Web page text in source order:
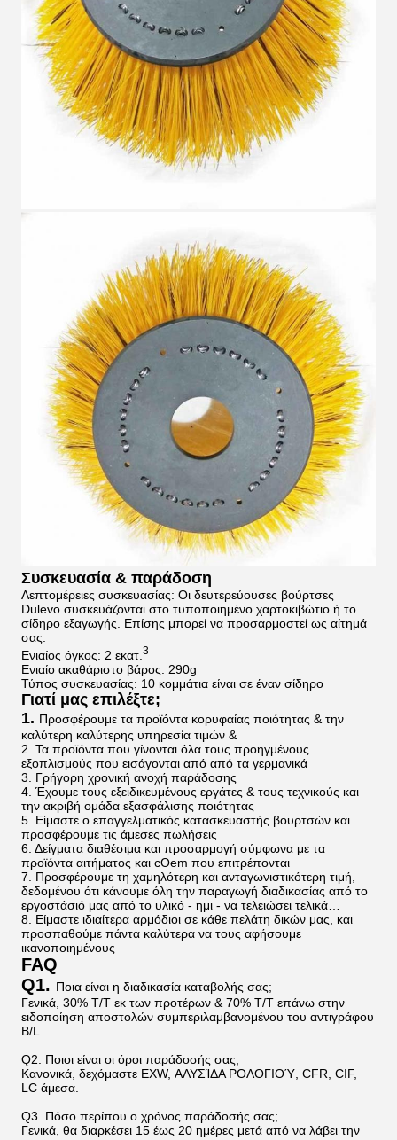
Συσκευασία & παράδοση
Λεπτομέρειες συσκευασίας: Οι δευτερεύουσες βούρτσες
Dulevo συσκευάζονται στο τυποποιημένο χαρτοκιβώτιο ή το
σίδηρο εξαγωγής
Επίσης μπορεί να προσαρμοστεί ως αίτημά
σας.
Ενιαίος όγκος: 2 εκατ. 3
Ενιαίο ακαθάριστο βάρος: 290g
Τύπος συσκευασίας: 10 κομμάτια είναι σε έναν σίδηρο
Γιατί μας επιλέξτε;
1. Προσφέρουμε τα προϊόντα κορυφαίας ποιότητας & την
καλύτερη καλύτερης υπηρεσία τιμών &
2. Τα προϊόντα που γίνονται όλα τους προηγμένους
εξοπλισμούς που εισάγονται από από τα γερμανικά
3. Γρήγορη χρονική ανοχή παράδοσης
4. Έχουμε τους εξειδικευμένους εργάτες & τους τεχνικούς και
την ακριβή ομάδα εξασφάλισης ποιότητας
5. Είμαστε ο επαγγελματικός κατασκευαστής βουρτσών και
προσφέρουμε τις άμεσες πωλήσεις
6. Δείγματα διαθέσιμα και προσαρμογή σύμφωνα με τα
προϊόντα αιτήματος και cOem που επιτρέπονται
7. Προσφέρουμε τη χαμηλότερη και ανταγωνιστικότερη τιμή,
δεδομένου ότι κάνουμε όλη την παραγωγή διαδικασίας από το
εργοστάσιό μας από το υλικό - ημι - να τελειώσει τελικά…
8. Είμαστε ιδιαίτερα αρμόδιοι σε κάθε πελάτη δικών μας, και
προσπαθούμε πάντα καλύτερα να τους αφήσουμε
ικανοποιημένους
FAQ
Q1. Ποια είναι η διαδικασία καταβολής σας;
Γενικά, 30% T/T εκ των προτέρων & 70% T/T επάνω στην
ειδοποίηση αποστολών συμπεριλαμβανομένου του αντιγράφου
B/L
Q2. Ποιοι είναι οι όροι παράδοσής σας;
Κανονικά, δεχόμαστε EXW, ΑΛΥΣΊΔΑ ΡΟΛΟΓΙΟΎ, CFR, CIF,
LC άμεσα.
Q3. Πόσο περίπου ο χρόνος παράδοσής σας;
Γενικά, θα διαρκέσει 15 έως 20 ημέρες μετά από να λάβει την